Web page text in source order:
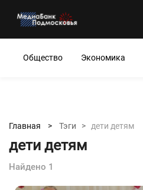
Общество Экономика
Главная > Тэги > дети детям
дети детям
Найдено 1